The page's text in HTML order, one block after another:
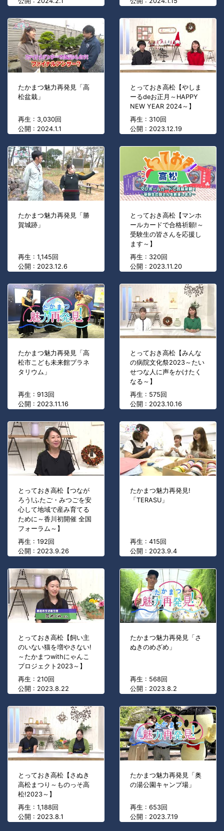
たかまつ魅力再発見「高
松盆栽」
再生 : 3,030回
公開 : 2024.1.1
とっておき高松【やしま
ーるdeお正月～HAPPY
NEW YEAR 2024～】
再生 : 310回
公開 : 2023.12.19
たかまつ魅力再発見「勝
賀城跡」
再生 : 1,145回
公開 : 2023.12.6
とっておき高松【マンホ
ールカードで合格祈願!～
受験生の皆さんを応援し
ます～】
再生 : 320回
公開 : 2023.11.20
たかまつ魅力再発見「高
松市こども未来館プラネ
タリウム」
再生 : 913回
公開 : 2023.11.16
とっておき高松【みんな
の病院文化祭2023～たい
せつな人に声をかけたく
なる～】
再生 : 575回
公開 : 2023.10.16
とっておき高松【つなが
ろう!ふたご・みつごを安
心して地域で産み育てる
ために～香川初開催 全国
フォーラム～】
再生 : 192回
公開 : 2023.9.26
たかまつ魅力再発見!
「TERASU」
再生 : 415回
公開 : 2023.9.4
とっておき高松【飼い主
のいない猫を増やさない!
～たかまつwithにゃんこ
プロジェクト2023～】
再生 : 210回
公開 : 2023.8.22
たかまつ魅力再発見「さ
ぬきのめざめ」
再生 : 568回
公開 : 2023.8.2
とっておき高松【さぬき
高松まつり～ものっそ高
松!2023～】
再生 : 1,188回
公開 : 2023.8.1
たかまつ魅力再発見「奥
の湯公園キャンプ場」
再生 : 653回
公開 : 2023.7.19